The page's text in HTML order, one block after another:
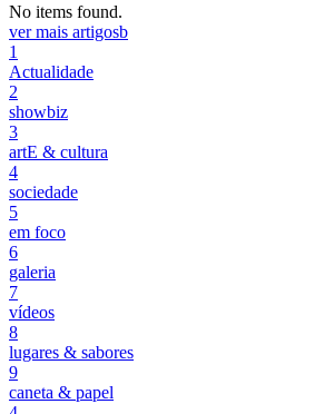
No items found.
ver mais artigosb
1
Actualidade
2
showbiz
3
artE & cultura
4
sociedade
5
em foco
6
galeria
7
vídeos
8
lugares & sabores
9
caneta & papel